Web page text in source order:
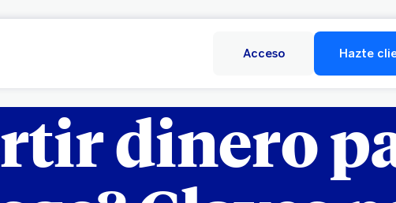
Acceso Hazte
dinero